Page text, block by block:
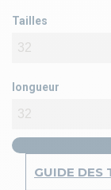
Tailles
longueur
GUIDE DES